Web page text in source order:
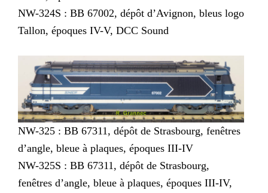
NW-324S : BB 67002, dépôt d’Avignon, bleus logo
Tallon, époques IV-V, DCC Sound
NW-325 : BB 67311, dépôt de Strasbourg, fenêtres
d’angle, bleue à plaques, époques III-IV
NW-325S : BB 67311, dépôt de Strasbourg,
fenêtres d’angle, bleue à plaques, époques III-IV,